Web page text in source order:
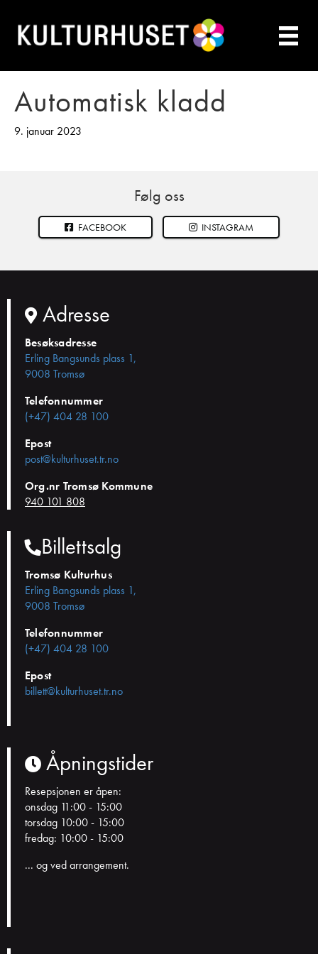
Automatisk kladd
9. januar 2023
Følg oss
FACEBOOK INSTAGRAM
Adresse
Besøksadresse
Erling Bangsunds plass 1,
9008 Tromsø
Telefonnummer
(+47) 404 28 100
Epost
post@kulturhuset.tr.no
Org.nr Tromsø Kommune
940 101 808
Billettsalg
Tromsø Kulturhus
Erling Bangsunds plass 1,
9008 Tromsø
Telefonnummer
(+47) 404 28 100
Epost
billett@kulturhuset.tr.no
Åpningstider
Resepsjonen er åpen:
onsdag 11:00 - 15:00
torsdag 10:00 - 15:00
fredag: 10:00 - 15:00
... og ved arrangement.